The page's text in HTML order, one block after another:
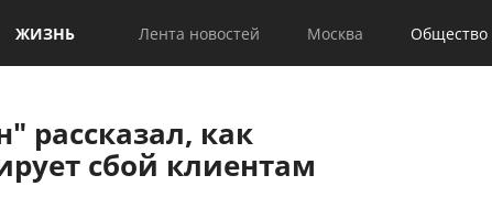
ЖИЗНЬ Лента новостей Москва Общество
рассказал, как
сбой клиентам